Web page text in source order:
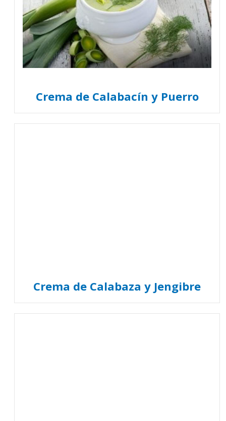
Crema de Calabacín y Puerro
Crema de Calabaza y Jengibre